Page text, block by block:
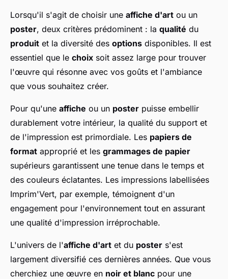
Lorsqu'il s'agit de choisir une affiche d'art ou un
poster, deux critères prédominent : la qualité du
produit et la diversité des options disponibles. Il est
essentiel que le choix soit assez large pour trouver
l'œuvre qui résonne avec vos goûts et l'ambiance
que vous souhaitez créer.
Pour qu'une affiche ou un poster puisse embellir
durablement votre intérieur, la qualité du support et
de l'impression est primordiale. Les papiers de
format approprié et les grammages de papier
supérieurs garantissent une tenue dans le temps et
des couleurs éclatantes. Les impressions labellisées
Imprim'Vert, par exemple, témoignent d'un
engagement pour l'environnement tout en assurant
une qualité d'impression irréprochable.
L'univers de l'affiche d'art et du poster s'est
largement diversifié ces dernières années. Que vous
cherchiez une œuvre en noir et blanc pour une